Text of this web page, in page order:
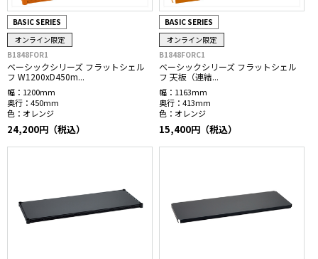
BASIC SERIES
オンライン限定
B1848FOR1
ベーシックシリーズ フラットシェル
フ W1200xD450m...
幅： 1200mm
奥行： 450mm
色： オレンジ
24,200円（税込）
BASIC SERIES
オンライン限定
B1848FORC1
ベーシックシリーズ フラットシェル
フ 天板（連結...
幅： 1163mm
奥行： 413mm
色： オレンジ
15,400円（税込）